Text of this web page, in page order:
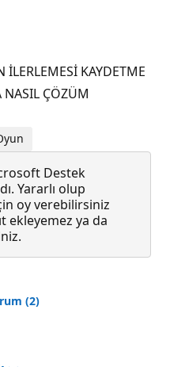
KAYDETME
ÇÖZÜM
Destek
Yararlı olup
oy verebilirsiniz
ekleyemez ya da
(2)